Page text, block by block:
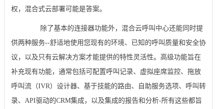
权，混合式云部署可能是答案。
除了基本的连接器功能外，混合云呼叫中心还能同时提
供两种服务--舒适地使用您现有的环境、已知的呼叫质量和安全协
议，以及只有云解决方案才能提供的特性灵活性。高级功能旨在
补充现有功能，通常包括可配置呼叫记录、虚拟座席监控、拖放
呼叫流（IVR）设计器、基于技能的路由、自助服务选项、呼叫转
录、API驱动的CRM集成，以及集成的报告和分析-所有这些都旨